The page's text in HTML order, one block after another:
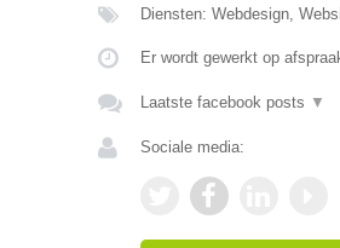
Diensten: Webdesign,
Er wordt gewerkt op
Laatste facebook posts ▼
Sociale media: